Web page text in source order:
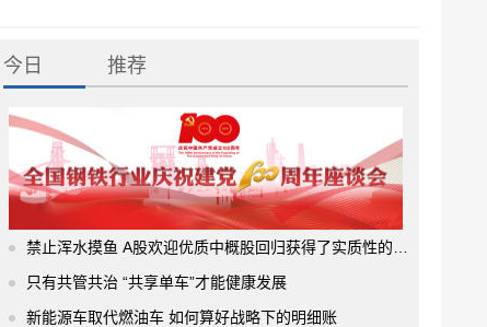
今日 推荐
禁止浑水摸鱼 A股欢迎优质中概股回归获得了实质性的进展
只有共管共治 “共享单车”才能健康发展
新能源车取代燃油车 如何算好战略下的明细账